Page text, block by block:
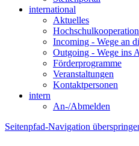
international
Aktuelles
Incoming - Wege an
Outgoing - Wege ins
Förderprogramme
Veranstaltungen
Kontaktpersonen
intern
An-/Abmelden
Seitenpfad-Navigation